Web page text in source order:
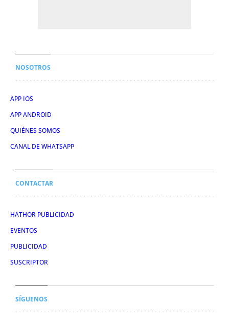
NOSOTROS
APP IOS
APP ANDROID
QUIÉNES SOMOS
CANAL DE WHATSAPP
CONTACTAR
HATHOR PUBLICIDAD
EVENTOS
PUBLICIDAD
SUSCRIPTOR
SÍGUENOS